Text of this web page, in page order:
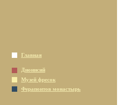
Главная
Дионисий
Музей фресок
Ферапонтов монастырь